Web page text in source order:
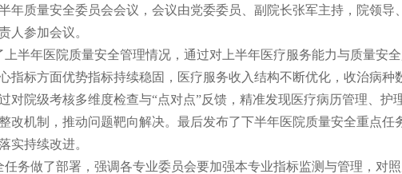
质量安全委员会会议，会议由党委委员、副院长张军主持，院领导
人参加会议。
半年医院质量安全管理情况，通过对上半年医疗服务能力与质量安
指标方面优势指标持续稳固，医疗服务收入结构不断优化，收治病种
对院级考核多维度检查与“点对点”反馈，精准发现医疗病历管理、护
改机制，推动问题靶向解决。最后发布了下半年医院质量安全重点任
实持续改进。
务做了部署，强调各专业委员会要加强本专业指标监测与管理，对